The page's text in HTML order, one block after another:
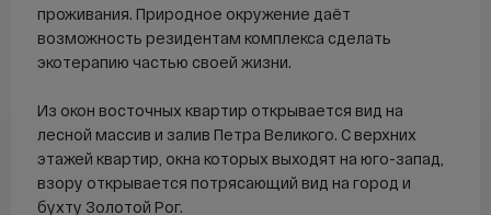
Аренда
Покупка
Ипотечный калькулятор
ДВ ипотека
Семейная ипотека
проживания. Природное окружение даёт
возможность резидентам комплекса сделать
экотерапию частью своей жизни.
Из окон восточных квартир открывается вид на
лесной массив и залив Петра Великого. С верхних
этажей квартир, окна которых выходят на юго-запад,
взору открывается потрясающий вид на город и
бухту Золотой Рог.